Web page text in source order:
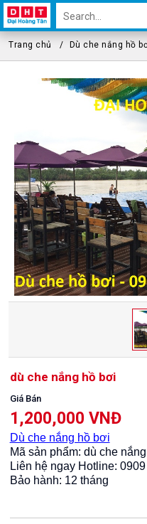
Trang chủ Dù che nắng hồ
dù che nắng hồ bơi
Giá Bán
1,200,000 VNĐ
Dù che nắng hồ bơi
Mã sản phẩm: dù che
Liên hệ ngay Hotline:
Bảo hành: 12 tháng